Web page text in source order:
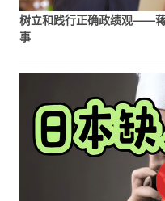
树立和践行正确政绩观——
事